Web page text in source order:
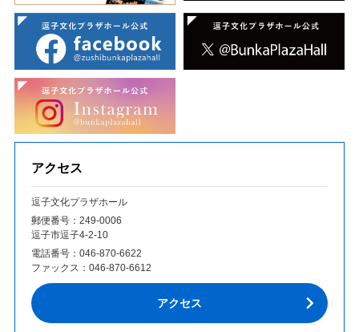
アクセス
逗子文化プラザホール
郵便番号：249‐0006
逗子市逗子4-2-10
電話番号： 046-870-6622
ファックス： 046-870-6612
アクセス